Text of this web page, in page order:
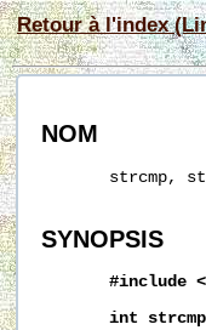
Retour à l'index
NOM
strcmp,
SYNOPSIS
#include
int